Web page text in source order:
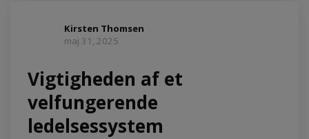
Kirsten Thomsen
maj 31, 2025
Vigtigheden af et
velfungerende
ledelsessystem